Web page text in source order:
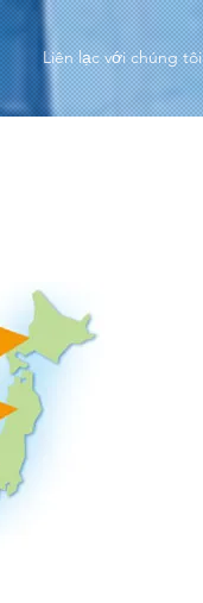
Liên lạc với chúng tôi